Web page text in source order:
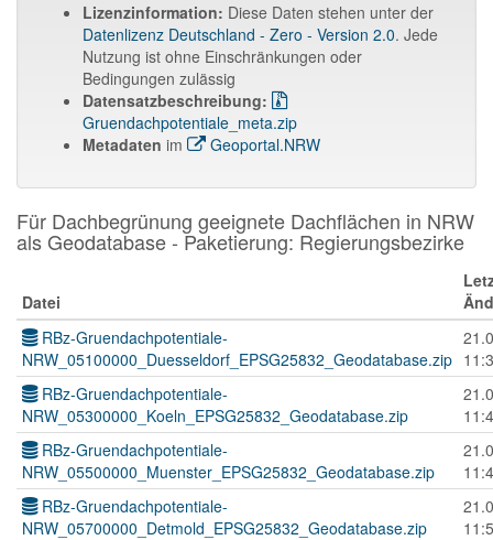
Lizenzinformation: Diese Daten stehen unter der
Datenlizenz Deutschland - Zero - Version 2.0. Jede
Nutzung ist ohne Einschränkungen oder
Bedingungen zulässig
Datensatzbeschreibung:
Gruendachpotentiale_meta.zip
Metadaten im Geoportal.NRW
Für Dachbegrünung geeignete Dachflächen in NRW
als Geodatabase - Paketierung: Regierungsbezirke
Datei
RBz-Gruendachpotentiale-
NRW_05100000_Duesseldorf_EPSG25832_Geodatabase.zip
RBz-Gruendachpotentiale-
NRW_05300000_Koeln_EPSG25832_Geodatabase.zip
RBz-Gruendachpotentiale-
NRW_05500000_Muenster_EPSG25832_Geodatabase.zip
RBz-Gruendachpotentiale-
NRW_05700000_Detmold_EPSG25832_Geodatabase.zip